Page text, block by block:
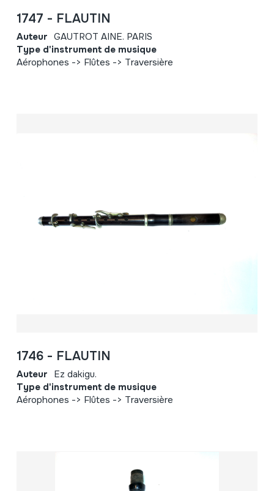
1747 - FLAUTIN
Auteur GAUTROT AINE. PARIS
Type d'instrument de musique
Aérophones -> Flûtes -> Traversière
1746 - FLAUTIN
Auteur Ez dakigu.
Type d'instrument de musique
Aérophones -> Flûtes -> Traversière